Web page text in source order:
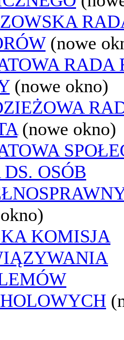
(nowe
RADA
(nowe okno)
(nowe okno)
OSÓB
KOMISJA